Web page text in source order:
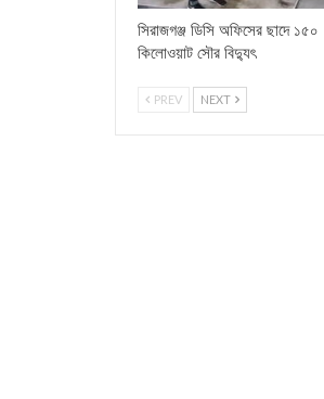
সিরাজগঞ্জ ডিসি অফিসের ছাদে ১৫০
কিলোওয়াট সৌর বিদ্যুৎ
PREV NEXT